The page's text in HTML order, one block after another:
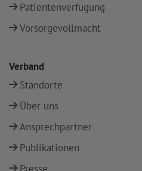
Patientenverfügung
Vorsorgevollmacht
Verband
Standorte
Über uns
Ansprechpartner
Publikationen